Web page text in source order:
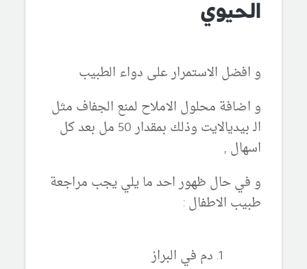
الحيوي
و افضل الاستمرار على دواء الطبيب
و اضافة محلول الاملاح لمنع الجفاف مثل
الـ بيديالايت وذلك بمقدار 50 مل بعد كل
اسهال ,
و في حال ظهور احد ما يلي يجب مراجعة
طبيب الاطفال :
دم في البراز